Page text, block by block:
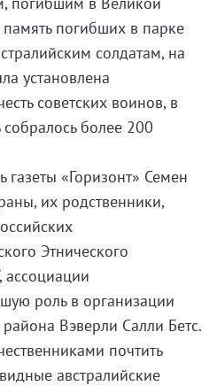
память погибших в парке
солдатам, на
установлена
советских воинов, в
более 200
газеты «Горизонт» Семен
их родственники,
Этнического
ассоциации
роль в организации
Вэверли Салли Бетс.
почтить
австралийские